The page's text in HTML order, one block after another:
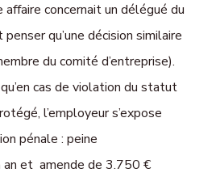
concernait un délégué du
qu’une décision similaire
du comité d’entreprise).
cas de violation du statut
l’employeur s’expose
pénale : peine
an et amende de 3.750 €